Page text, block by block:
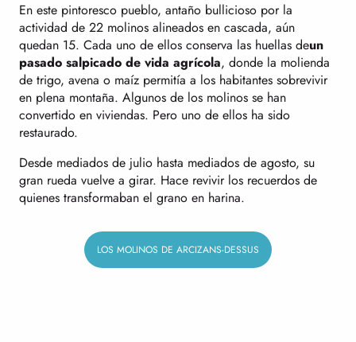
En este pintoresco pueblo, antaño bullicioso por la
actividad de 22 molinos alineados en cascada, aún
quedan 15. Cada uno de ellos conserva las huellas deun
pasado salpicado de vida agrícola, donde la molienda
de trigo, avena o maíz permitía a los habitantes sobrevivir
en plena montaña. Algunos de los molinos se han
convertido en viviendas. Pero uno de ellos ha sido
restaurado.
Desde mediados de julio hasta mediados de agosto, su
gran rueda vuelve a girar. Hace revivir los recuerdos de
quienes transformaban el grano en harina.
LOS MOLINOS DE ARCIZANS-DESSUS